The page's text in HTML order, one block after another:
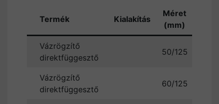
Termék Kialakítás
Méret
(mm)
Vázrögzítő
direktfüggesztő
50/125
Vázrögzítő
direktfüggesztő
60/125